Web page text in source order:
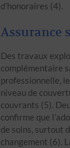
d’honoraires (4).
Assurance
Des travaux
complémentaire
professionnelle,
niveau de
couvrants (5).
confirme que
de soins, surtout
changement (6).